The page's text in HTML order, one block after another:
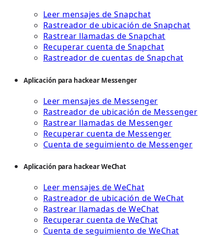
Leer mensajes de Snapchat
Rastreador de ubicación de Snapchat
Rastrear llamadas de Snapchat
Recuperar cuenta de Snapchat
Rastreador de cuentas de Snapchat
Aplicación para hackear Messenger
Leer mensajes de Messenger
Rastreador de ubicación de Messenger
Rastrear llamadas de Messenger
Recuperar cuenta de Messenger
Cuenta de seguimiento de Messenger
Aplicación para hackear WeChat
Leer mensajes de WeChat
Rastreador de ubicación de WeChat
Rastrear llamadas de WeChat
Recuperar cuenta de WeChat
Cuenta de seguimiento de WeChat